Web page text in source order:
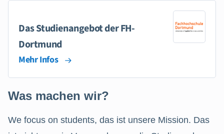
Das Studienangebot der FH-
Dortmund
Mehr Infos
Was machen wir?
We focus on students, das ist unsere Mission. Das